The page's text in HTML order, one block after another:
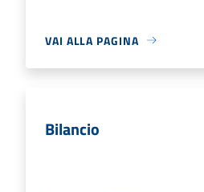
VAI ALLA PAGINA
Bilancio